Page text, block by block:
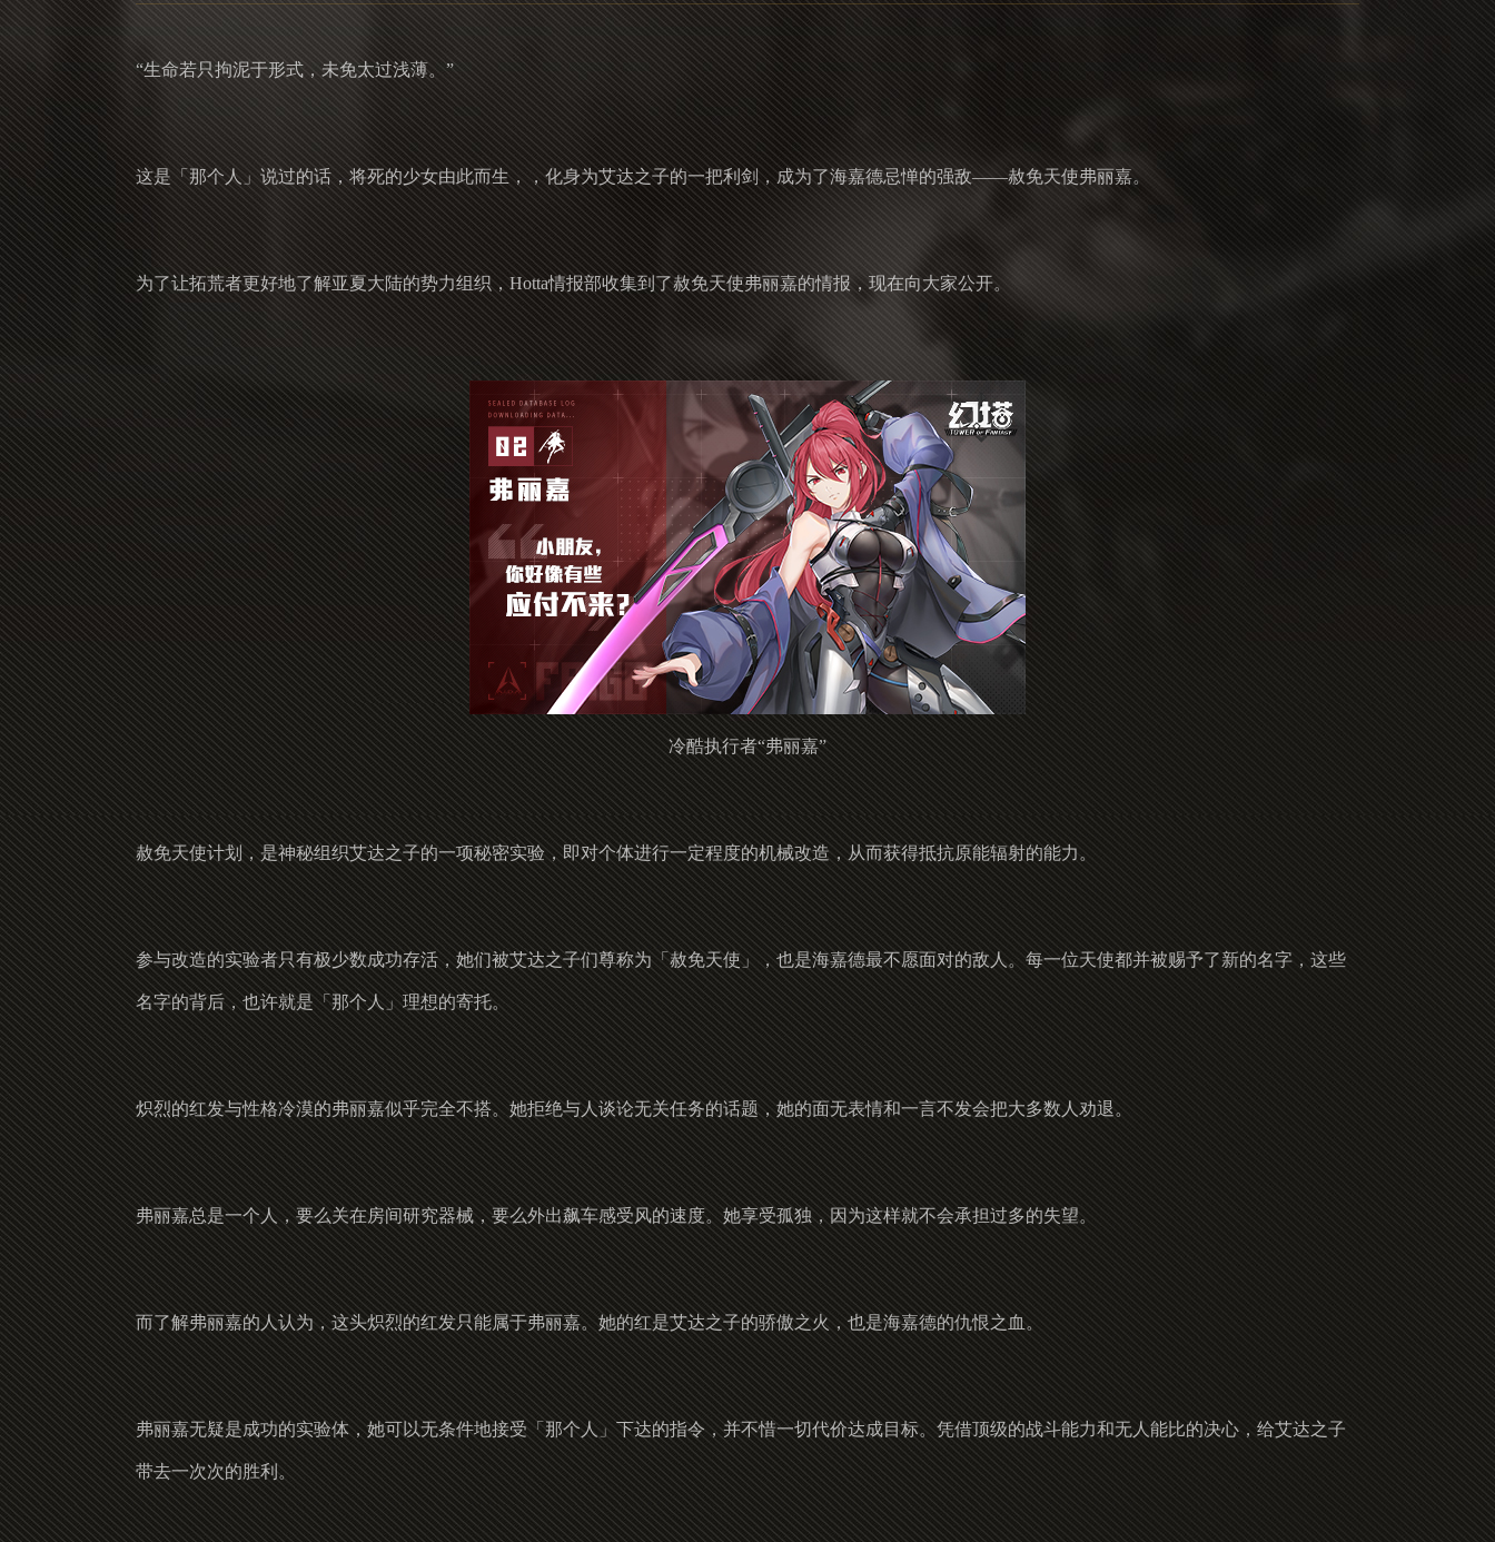
“生命若只拘泥于形式，未免太过浅薄。”
这是「那个人」说过的话，将死的少女由此而生，，化身为艾达之子的一把利剑，成为了海嘉德忌惮的强敌——赦免天使弗丽嘉。
为了让拓荒者更好地了解亚夏大陆的势力组织，Hotta情报部收集到了赦免天使弗丽嘉的情报，现在向大家公开。
冷酷执行者“弗丽嘉”
赦免天使计划，是神秘组织艾达之子的一项秘密实验，即对个体进行一定程度的机械改造，从而获得抵抗原能辐射的能力。
参与改造的实验者只有极少数成功存活，她们被艾达之子们尊称为「赦免天使」，也是海嘉德最不愿面对的敌人。每一位天使都并被赐予了新的名字，这些
名字的背后，也许就是「那个人」理想的寄托。
炽烈的红发与性格冷漠的弗丽嘉似乎完全不搭。她拒绝与人谈论无关任务的话题，她的面无表情和一言不发会把大多数人劝退。
弗丽嘉总是一个人，要么关在房间研究器械，要么外出飙车感受风的速度。她享受孤独，因为这样就不会承担过多的失望。
而了解弗丽嘉的人认为，这头炽烈的红发只能属于弗丽嘉。她的红是艾达之子的骄傲之火，也是海嘉德的仇恨之血。
弗丽嘉无疑是成功的实验体，她可以无条件地接受「那个人」下达的指令，并不惜一切代价达成目标。凭借顶级的战斗能力和无人能比的决心，给艾达之子
带去一次次的胜利。